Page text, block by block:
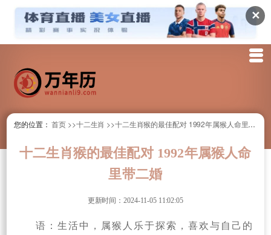
✕
您的位置：首页 >>十二生肖 >>十二生肖猴的最佳配对 1992年属猴人命里带二婚
十二生肖猴的最佳配对 1992年属猴人命
里带二婚
更新时间：2024-11-05 11:02:05
语：生活中，属猴人乐于探索，喜欢与自己的